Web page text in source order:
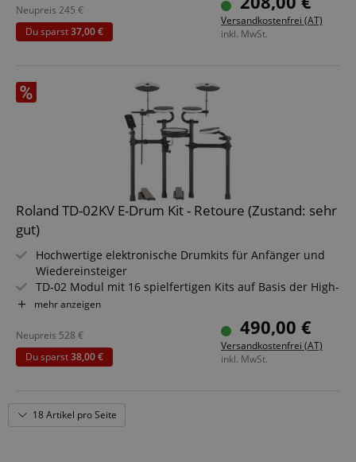
Handperkussionsmodus
Mit MIDI, AUX und Batteriebtrieb möglichVersandkostenfrei (AT)
inkl. MwSt.
Neupreis 245 €
Du sparst37,00 €
Roland TD-02KV E-Drum Kit - Retoure (Zustand: sehr
gut)
Hochwertige elektronische Drumkits für Anfänger und
Wiedereinsteiger
TD-02 Modul mit 16 spielfertigen Kits auf Basis der High-
End V-Drums
Integrierte Coach-Funktionen für das begleitende Üben
Integriertes Metronom mit eigener Steuerung auf der
Bedienoberfläche
Snare-Pad, drei Tom-Pads und drei Becken-Pads (Hi-Hat,
geräuschreduzierendem Design
mehr anzeigen
490,00 €
Versandkostenfrei (AT)
inkl. MwSt.
Neupreis 528 €
Du sparst38,00 €
18 Artikel pro Seite